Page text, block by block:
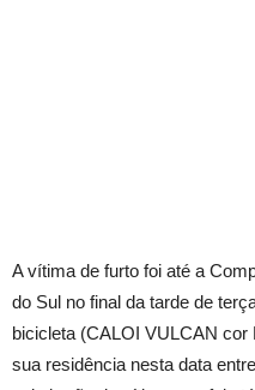
A vítima de furto foi até a
do Sul no final da tarde de
bicicleta (CALOI VULCAN cor
sua residência nesta data